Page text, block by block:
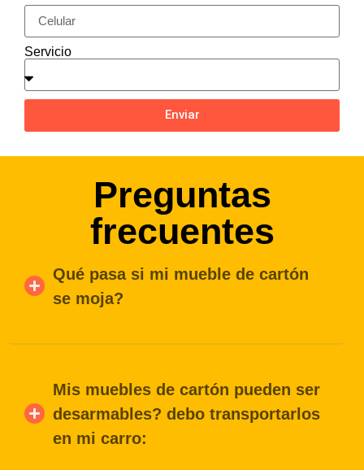
Servicio
Enviar
Preguntas
frecuentes
Qué pasa si mi mueble de cartón
se moja?
Mis muebles de cartón pueden ser
desarmables? debo transportarlos
en mi carro: